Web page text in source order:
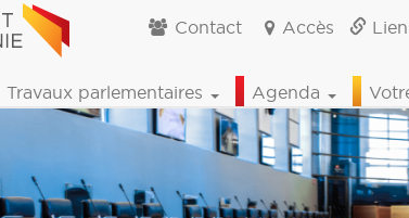
Contact Accès
Travaux parlementaires Agenda